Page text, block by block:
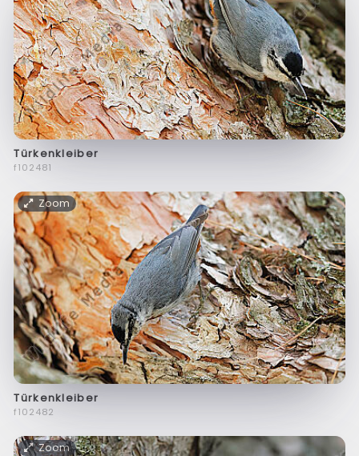
Türkenkleiber
f102481
Zoom
Türkenkleiber
f102482
Zoom